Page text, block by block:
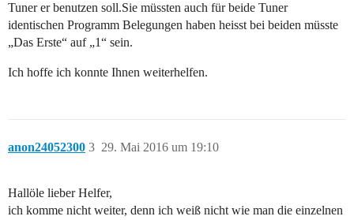
Tuner er benutzen soll.Sie müssten auch für beide Tuner
identischen Programm Belegungen haben heisst bei beiden müsste
„Das Erste“ auf „1“ sein.
Ich hoffe ich konnte Ihnen weiterhelfen.
anon24052300 29. Mai 2016 um 19:10
3
Hallöle lieber Helfer,
ich komme nicht weiter, denn ich weiß nicht wie man die einzelnen